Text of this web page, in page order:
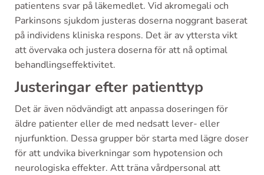
patientens svar på läkemedlet. Vid akromegali och
Parkinsons sjukdom justeras doserna noggrant baserat
på individens kliniska respons. Det är av yttersta vikt
att övervaka och justera doserna för att nå optimal
behandlingseffektivitet.
Justeringar efter patienttyp
Det är även nödvändigt att anpassa doseringen för
äldre patienter eller de med nedsatt lever- eller
njurfunktion. Dessa grupper bör starta med lägre doser
för att undvika biverkningar som hypotension och
neurologiska effekter. Att träna vårdpersonal att